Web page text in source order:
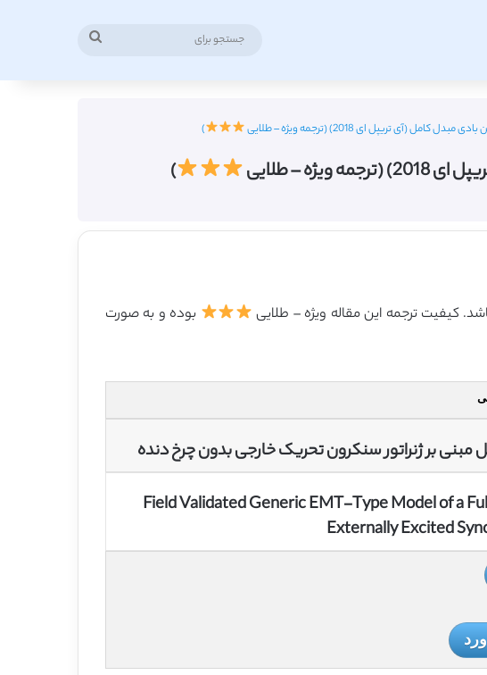
)
)
بوده و به صورت
Field Validated Generic EMT-Type Model of a
Externally Excited